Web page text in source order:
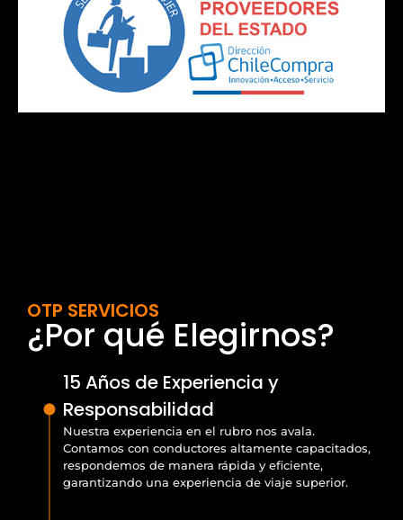
OTP SERVICIOS
¿Por qué Elegirnos?
15 Años de Experiencia y
Responsabilidad
Nuestra experiencia en el rubro nos avala.
Contamos con conductores altamente capacitados,
respondemos de manera rápida y eficiente,
garantizando una experiencia de viaje superior.